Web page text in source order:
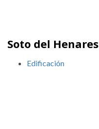
Soto del Henares
Edificación